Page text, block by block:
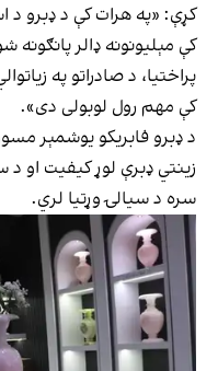
کړې: «په هرات کې د ډبرو د
کې مېلیونونه ډالر
پراختیا، د صادراتو په
کې مهم رول لوبولی دی».
د ډبرو فابریکو یوشمېر
زینتي ډبرې لوړ کیفیت او د
سره د سیالۍ وړتیا لري.